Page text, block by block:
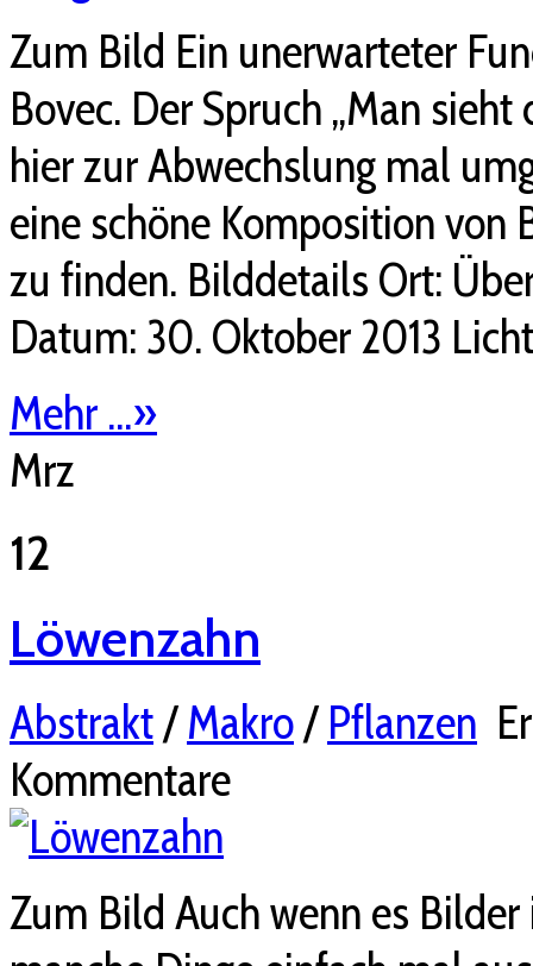
Zum Bild Ein unerwarteter
Bovec. Der Spruch „Man
hier zur Abwechslung mal
eine schöne Komposition von
zu finden. Bilddetails Ort:
Datum: 30. Oktober 2013
Mehr ...»
Mrz
12
Löwenzahn
Abstrakt/Makro/Pflanzen
Kommentare
Zum Bild Auch wenn es